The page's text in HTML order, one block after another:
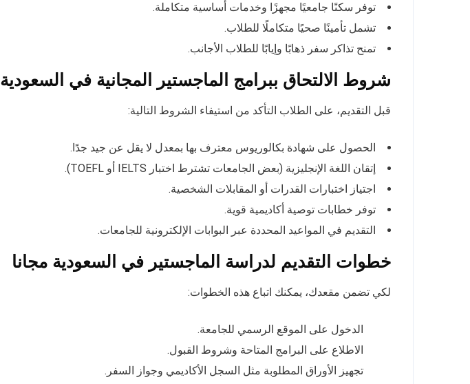
توفر سكنًا جامعيًا مجهزًا وخدمات أساسية متكاملة.
تشمل تأمينًا صحيًا متكاملًا للطلاب.
تمنح تذاكر سفر ذهابًا وإيابًا للطلاب الأجانب.
شروط الالتحاق ببرامج الماجستير المجانية في السعودية
قبل التقديم، على الطلاب التأكد من استيفاء الشروط التالية:
الحصول على شهادة بكالوريوس معترف بها بمعدل لا يقل عن جيد جدًا.
إتقان اللغة الإنجليزية (بعض الجامعات تشترط اختبار IELTS أو TOEFL).
اجتياز اختبارات القدرات أو المقابلات الشخصية.
توفر خطابات توصية أكاديمية قوية.
التقديم في المواعيد المحددة عبر البوابات الإلكترونية للجامعات.
خطوات التقديم لدراسة الماجستير في السعودية مجانا
لكي تضمن مقعدك، يمكنك اتباع هذه الخطوات:
الدخول على الموقع الرسمي للجامعة.
الاطلاع على البرامج المتاحة وشروط القبول.
تجهيز الأوراق المطلوبة مثل السجل الأكاديمي وجواز السفر.